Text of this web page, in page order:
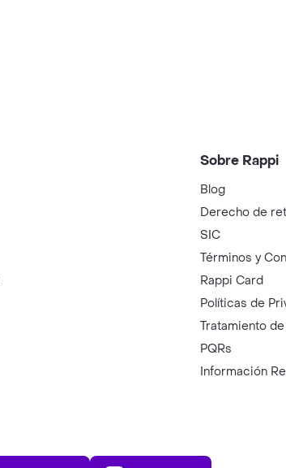
Sobre Rappi
Blog
Derecho de
SIC
Términos y
Rappi Card
Políticas de
Tratamiento
PQRs
Información
Play Store AppGallery